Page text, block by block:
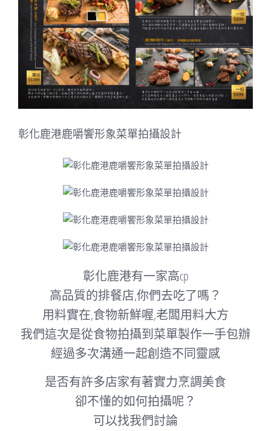
彰化鹿港鹿嚼饗形象菜單拍攝設計
彰化鹿港有一家高cp
高品質的排餐店,你們去吃了嗎？
用料實在,食物新鮮喔,老闆用料大方
我們這次是從食物拍攝到菜單製作一手包辦
經過多次溝通一起創造不同靈感
是否有許多店家有著實力烹調美食
卻不懂的如何拍攝呢？
可以找我們討論